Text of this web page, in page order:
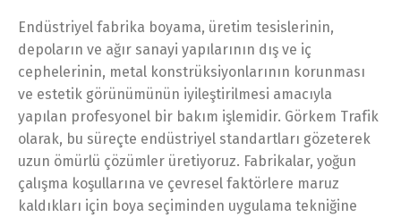
Endüstriyel fabrika boyama, üretim tesislerinin,
depoların ve ağır sanayi yapılarının dış ve iç
cephelerinin, metal konstrüksiyonlarının korunması
ve estetik görünümünün iyileştirilmesi amacıyla
yapılan profesyonel bir bakım işlemidir. Görkem Trafik
olarak, bu süreçte endüstriyel standartları gözeterek
uzun ömürlü çözümler üretiyoruz. Fabrikalar, yoğun
çalışma koşullarına ve çevresel faktörlere maruz
kaldıkları için boya seçiminden uygulama tekniğine